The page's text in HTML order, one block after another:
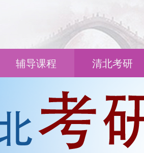
辅导课程 清北考研